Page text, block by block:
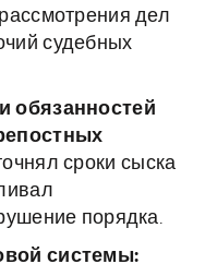
дел
судебных
обязанностей
сроки сыска
порядка.
системы: